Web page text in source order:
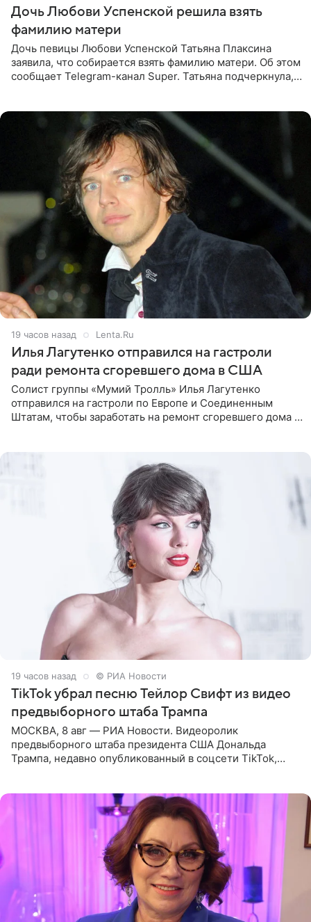
Дочь Любови Успенской решила взять
фамилию матери
Дочь певицы Любови Успенской Татьяна Плаксина
заявила, что собирается взять фамилию матери. Об этом
сообщает Telegram-канал Super. Татьяна подчеркнула,
19 часов назад Lenta.Ru
Илья Лагутенко отправился на гастроли
ради ремонта сгоревшего дома в США
Солист группы «Мумий Тролль» Илья Лагутенко
отправился на гастроли по Европе и Соединенным
Штатам, чтобы заработать на ремонт сгоревшего дома в
19 часов назад © РИА Новости
TikTok убрал песню Тейлор Свифт из видео
предвыборного штаба Трампа
МОСКВА, 8 авг — РИА Новости. Видеоролик
предвыборного штаба президента США Дональда
Трампа, недавно опубликованный в соцсети TikTok,